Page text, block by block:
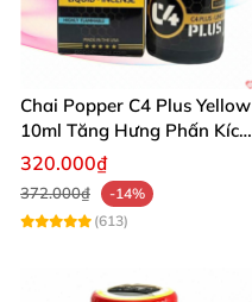
Chai Popper C4 Plus Yellow
10ml Tăng Hưng Phấn Kích
Thích Mạnh
320.000₫
372.000₫
-14%
(613)